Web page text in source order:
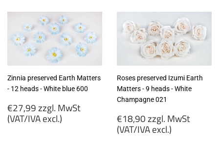
MwSt
(VAT/IVA
excl.)
MwSt
(VAT/IVA
excl.)
Zinnia preserved Earth Matters
- 12 heads - White blue 600
Regular
price
€27,99 zzgl. MwSt
(VAT/IVA excl.)
Roses preserved Izumi Earth
Matters - 9 heads - White
Champagne 021
Regular
price
€18,90 zzgl. MwSt
(VAT/IVA excl.)